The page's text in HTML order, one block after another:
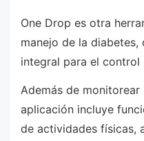
One Drop es otra
manejo de la
integral para el control
Además de
aplicación incluye
de actividades físicas,